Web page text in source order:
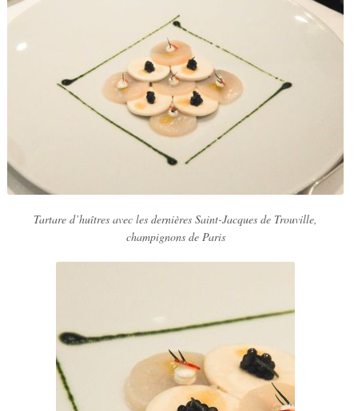
Tartare d’huîtres avec les dernières Saint-Jacques de Trouville,
champignons de Paris